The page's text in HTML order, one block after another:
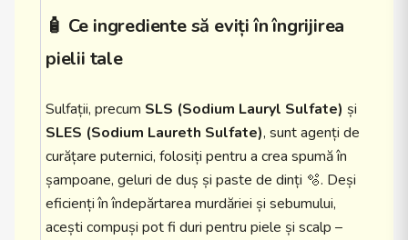
🧴 Ce ingrediente să eviți în îngrijirea
pielii tale
Sulfații, precum SLS (Sodium Lauryl Sulfate) și
SLES (Sodium Laureth Sulfate), sunt agenți de
curățare puternici, folosiți pentru a crea spumă în
șampoane, geluri de duș și paste de dinți 🫧. Deși
eficienți în îndepărtarea murdăriei și sebumului,
acești compuși pot fi duri pentru piele și scalp –